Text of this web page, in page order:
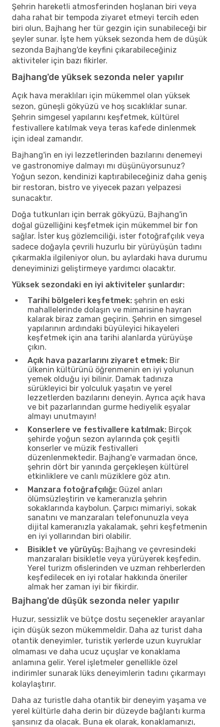
Şehrin hareketli atmosferinden hoşlanan biri veya
daha rahat bir tempoda ziyaret etmeyi tercih eden
biri olun, Bajhang her tür gezgin için sunabileceği bir
şeyler sunar. İşte hem yüksek sezonda hem de düşük
sezonda Bajhang'de keyfini çıkarabileceğiniz
aktiviteler için bazı fikirler.
Bajhang'de yüksek sezonda neler yapılır
Açık hava meraklıları için mükemmel olan yüksek
sezon, güneşli gökyüzü ve hoş sıcaklıklar sunar.
Şehrin simgesel yapılarını keşfetmek, kültürel
festivallere katılmak veya teras kafede dinlenmek
için ideal zamandır.
Bajhang'in en iyi lezzetlerinden bazılarını denemeyi
ve gastronomiye dalmayı mı düşünüyorsunuz?
Yoğun sezon, kendinizi kaptırabileceğiniz daha geniş
bir restoran, bistro ve yiyecek pazarı yelpazesi
sunacaktır.
Doğa tutkunları için berrak gökyüzü, Bajhang'in
doğal güzelliğini keşfetmek için mükemmel bir fon
sağlar. İster kuş gözlemciliği, ister fotoğrafçılık veya
sadece doğayla çevrili huzurlu bir yürüyüşün tadını
çıkarmakla ilgileniyor olun, bu aylardaki hava durumu
deneyiminizi geliştirmeye yardımcı olacaktır.
Yüksek sezondaki en iyi aktiviteler şunlardır:
Tarihi bölgeleri keşfetmek: şehrin en eski
mahallelerinde dolaşın ve mimarisine hayran
kalarak biraz zaman geçirin. Şehrin en simgesel
yapılarının ardındaki büyüleyici hikayeleri
keşfetmek için ana tarihi alanlarda yürüyüşe
çıkın.
Açık hava pazarlarını ziyaret etmek: Bir
ülkenin kültürünü öğrenmenin en iyi yolunun
yemek olduğu iyi bilinir. Damak tadınıza
sürükleyici bir yolculuk yaşatın ve yerel
lezzetlerden bazılarını deneyin. Ayrıca açık hava
ve bit pazarlarından gurme hediyelik eşyalar
almayı unutmayın!
Konserlere ve festivallere katılmak: Birçok
şehirde yoğun sezon aylarında çok çeşitli
konserler ve müzik festivalleri
düzenlenmektedir. Bajhang'e varmadan önce,
şehrin dört bir yanında gerçekleşen kültürel
etkinliklere ve canlı müziklere göz atın.
Manzara fotoğrafçılığı: Güzel anları
ölümsüzleştirin ve kameranızla şehrin
sokaklarında kaybolun. Çarpıcı mimariyi, sokak
sanatını ve manzaraları telefonunuzla veya
dijital kameranızla yakalamak, şehri keşfetmenin
en iyi yollarından biri olabilir.
Bisiklet ve yürüyüş: Bajhang ve çevresindeki
manzaraları bisikletle veya yürüyerek keşfedin.
Yerel turizm ofislerinden ve uzman rehberlerden
keşfedilecek en iyi rotalar hakkında öneriler
almak her zaman iyi bir fikirdir.
Bajhang'de düşük sezonda neler yapılır
Huzur, sessizlik ve bütçe dostu seçenekler arayanlar
için düşük sezon mükemmeldir. Daha az turist daha
otantik deneyimler, turistik yerlerde uzun kuyruklar
olmaması ve daha ucuz uçuşlar ve konaklama
anlamına gelir. Yerel işletmeler genellikle özel
indirimler sunarak lüks deneyimlerin tadını çıkarmayı
kolaylaştırır.
Daha az turistle daha otantik bir deneyim yaşama ve
yerel kültürle daha derin bir düzeyde bağlantı kurma
şansınız da olacak. Buna ek olarak, konaklamanızı,